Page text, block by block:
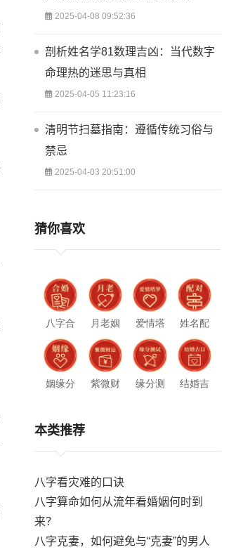
2025-04-08 09:52:36
剖析姓名学81数理吉凶：当代数字
命理热的迷思与真相
2025-04-05 11:23:16
清明节扫墓指南：遵循传统习俗与
禁忌
2025-04-03 20:51:00
猜你喜欢
八字合
婚
月老姻
缘
爱情塔
罗
姓名配
对
姻缘分
紫微财
缘分测
结婚吉
本类推荐
八字看灾难的口诀
八字算命如何从流年看婚姻何时到
来？
八字克妻，如何避免与“克妻”的男人